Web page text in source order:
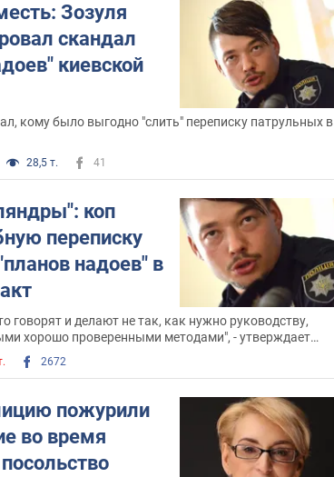
Зозуля
скандал
киевской
кому было выгодно "слить" переписку патрульных в
28,5 т. 41
коп
переписку
надоев" в
говорят и делают не так, как нужно руководству,
хорошо проверенными методами", - утверждает
2672
пожурили
во время